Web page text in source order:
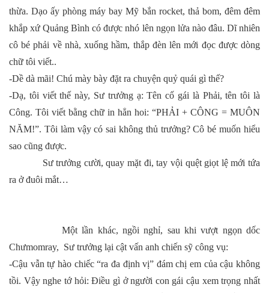
thừa. Dạo ấy phòng máy bay Mỹ bắn rocket, thả bom, đêm đêm
khắp xứ Quảng Bình có được nhó lên ngọn lửa nào đâu. Dĩ nhiên
cô bé phải về nhà, xuống hầm, thắp đèn lên mới đọc được dòng
chữ tôi viết..
-Dề dà mãi! Chú mày bày đặt ra chuyện quỷ quái gì thế?
-Dạ, tôi viết thế này, Sư trưởng ạ: Tên cố gái là Phải, tên tôi là
Công. Tôi viết bằng chữ in hẳn hoi: “PHẢI + CÔNG = MUÔN
NĂM!”. Tôi làm vậy có sai không thủ trưởng? Cô bé muốn hiểu
sao cũng được.
Sư trưởng cười, quay mặt đi, tay vội quệt giọt lệ mới tứa
ra ở đuôi mắt…
Một lần khác, ngồi nghỉ, sau khi vượt ngọn dốc
Chưmomray, Sư trưởng lại cật vấn anh chiến sỹ công vụ:
-Cậu vẫn tự hào chiếc “ra đa định vị” đám chị em của cậu không
tồi. Vậy nghe tớ hỏi: Điều gì ở người con gái cậu xem trọng nhất